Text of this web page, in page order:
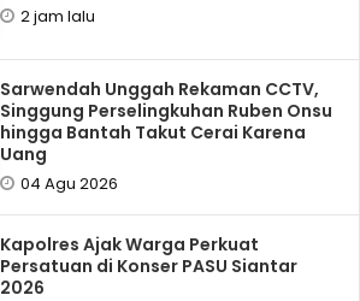
2 jam lalu
Sarwendah Unggah Rekaman CCTV,
Singgung Perselingkuhan Ruben Onsu
hingga Bantah Takut Cerai Karena
Uang
04 Agu 2026
Kapolres Ajak Warga Perkuat
Persatuan di Konser PASU Siantar
2026